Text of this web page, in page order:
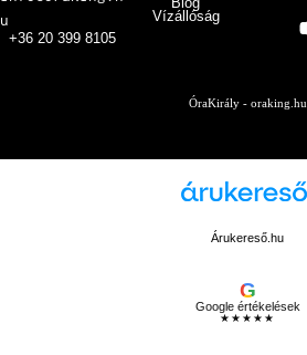
u
+36 20 399 8105
Vízállóság
ÓraKirály - oraking.hu
Árukereső.hu
G
Google értékelések
★★★★★